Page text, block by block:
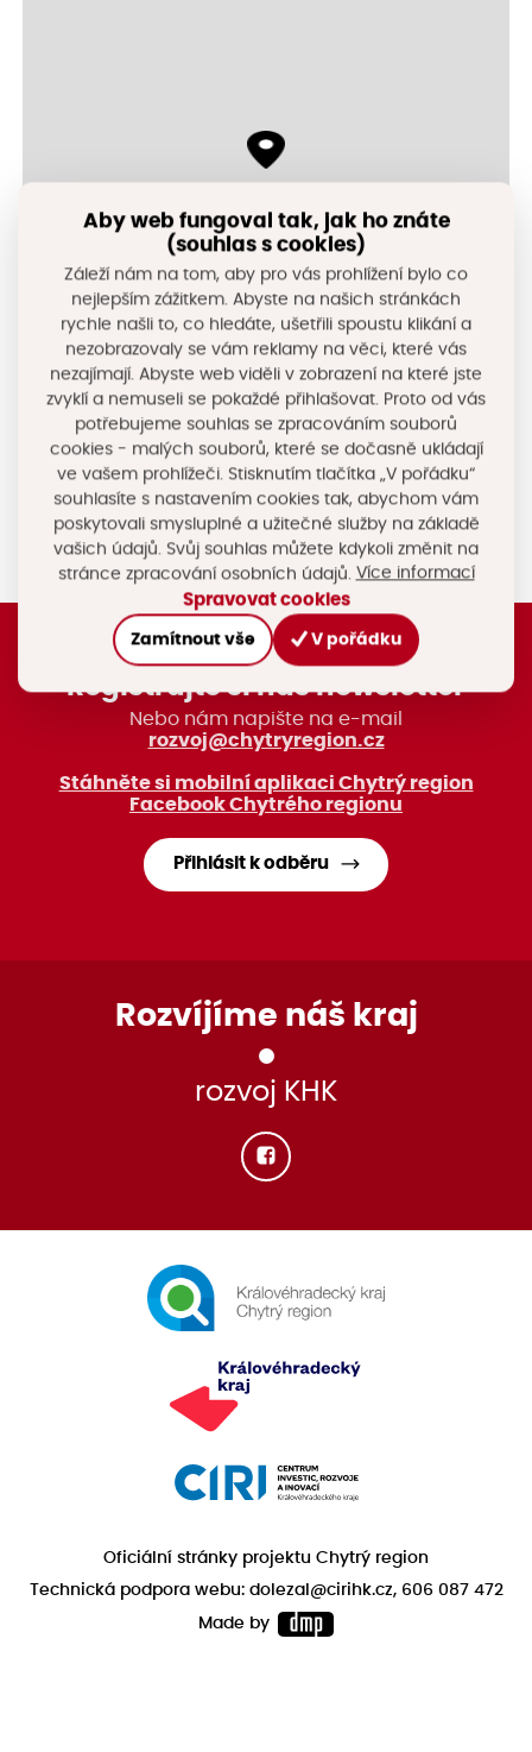
+
© Seznam.cz a.s. a další
Sdílejte na sociálních sítích
Registrujte si náš newsletter
Nebo nám napište na e-mail
rozvoj@chytryregion.cz
Stáhněte si mobilní aplikaci Chytrý region
Facebook Chytrého regionu
Přihlásit k odběru
Rozvíjíme náš kraj
rozvoj KHK
Oficiální stránky projektu Chytrý region
Technická podpora webu: dolezal@cirihk.cz, 606 087 472
Made by
Aby web fungoval tak, jak ho znáte
(souhlas s cookies)
Záleží nám na tom, aby pro vás prohlížení bylo co
nejlepším zážitkem. Abyste na našich stránkách
rychle našli to, co hledáte, ušetřili spoustu klikání a
nezobrazovaly se vám reklamy na věci, které vás
nezajímají. Abyste web viděli v zobrazení na které jste
zvyklí a nemuseli se pokaždé přihlašovat. Proto od vás
potřebujeme souhlas se zpracováním souborů
cookies - malých souborů, které se dočasně ukládají
ve vašem prohlížeči. Stisknutím tlačítka „V pořádku“
souhlasíte s nastavením cookies tak, abychom vám
poskytovali smysluplné a užitečné služby na základě
vašich údajů. Svůj souhlas můžete kdykoli změnit na
stránce zpracování osobních údajů. Více informací
Spravovat cookies
Zamítnout vše V pořádku